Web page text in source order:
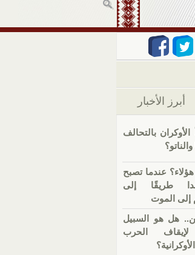
التبويب النشطة)
أبرز الأخبار
بالتحالف
عندما تصبح
طريقًا إلى
إلى الموت
هل هو السبيل
لإيقاف الحرب